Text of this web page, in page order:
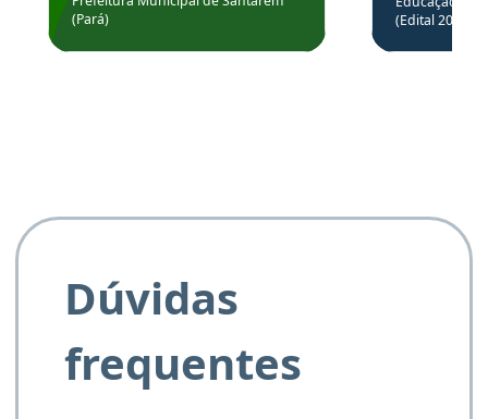
Prefeitura de Santarém.
(Pará)
de
(Edital
Dúvidas
frequentes